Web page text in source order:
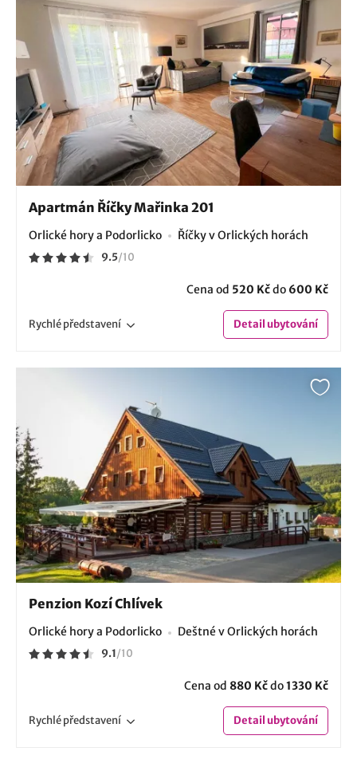
Apartmán Říčky Mařinka 201
Orlické hory a Podorlicko Říčky v Orlických horách
9.5/10
Cena od 520 Kčdo 600 Kč
Rychlépředstavení Detailubytování
Penzion Kozí Chlívek
Orlické hory a Podorlicko Deštné v Orlických horách
9.1/10
Cena od 880 Kčdo1330 Kč
Rychlépředstavení Detailubytování